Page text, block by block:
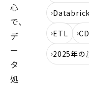
心
で、
デ
ー
タ
処
ETL
2025年の